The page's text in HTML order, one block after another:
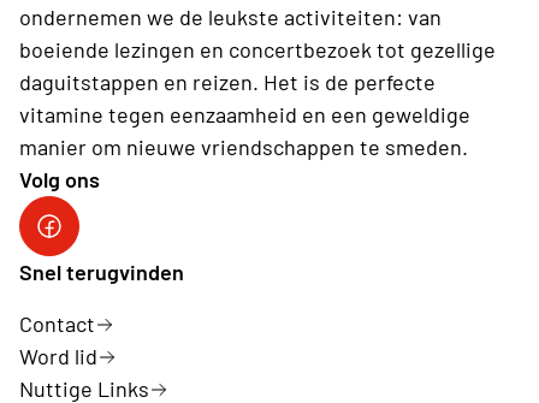
ondernemen we de leukste activiteiten: van
boeiende lezingen en concertbezoek tot gezellige
daguitstappen en reizen. Het is de perfecte
vitamine tegen eenzaamheid en een geweldige
manier om nieuwe vriendschappen te smeden.
Volg ons
Neos DiNA
Snel terugvinden
Contact
Word lid
Nuttige Links